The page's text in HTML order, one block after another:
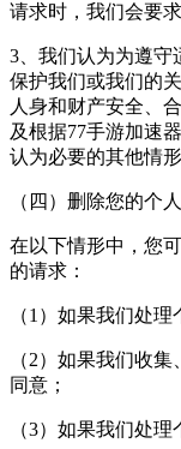
请求时，我们会要
3、我们认为为遵守
保护我们或我们的
人身和财产安全、
及根据77手游加速
认为必要的其他情形
（四）删除您的个
在以下情形中，您
的请求：
（1）如果我们处
（2）如果我们收
同意；
（3）如果我们处